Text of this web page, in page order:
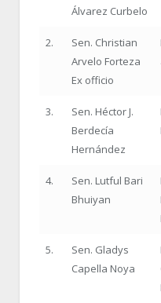
Álvarez Curbelo
2.
Sen. Christian
Arvelo Forteza
Ex officio
3.
Sen. Héctor J.
Berdecía
Hernández
4.
Sen. Lutful Bari
Bhuiyan
5.
Sen. Gladys
Capella Noya